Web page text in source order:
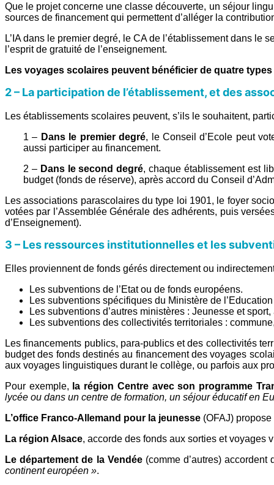
Que le projet concerne une classe découverte, un séjour
sources de financement qui permettent d’alléger la
L’IA dans le premier degré, le CA de l’établissement dans le
l’esprit de gratuité de l’enseignement.
Les voyages scolaires peuvent bénéficier de quatre
2 – La participation de l’établissement, et des
Les établissements scolaires peuvent, s’ils le souhaitent,
1 – Dans le premier degré, le Conseil d’Ecole peut
aussi participer au financement.
2 – Dans le second degré, chaque établissement est
budget (fonds de réserve), après accord du Conseil
Les associations parascolaires du type loi 1901, le foyer
votées par l’Assemblée Générale des adhérents, puis
d’Enseignement).
3 – Les ressources institutionnelles et les
Elles proviennent de fonds gérés directement ou
Les subventions de l’Etat ou de fonds européens.
Les subventions spécifiques du Ministère de
Les subventions d’autres ministères : Jeunesse et
Les subventions des collectivités territoriales :
Les financements publics, para-publics et des collectivités
budget des fonds destinés au financement des voyages
aux voyages linguistiques durant le collège, ou parfois aux
Pour exemple, la région Centre avec son programme
lycée ou dans un centre de formation, un séjour éducatif en
L’office Franco-Allemand pour la jeunesse (OFAJ)
La région Alsace, accorde des fonds aux sorties et voyages
Le département de la Vendée(comme d’autres)
continent européen ».